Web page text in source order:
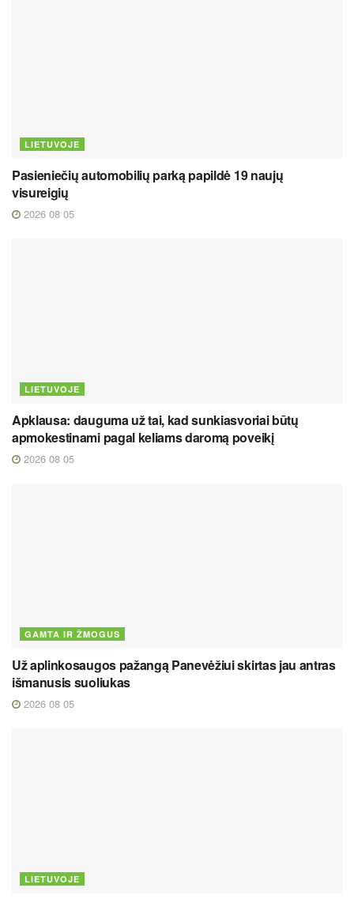
LIETUVOJE
Pasieniečių automobilių parką papildė 19 naujų
visureigių
2026 08 05
LIETUVOJE
Apklausa: dauguma už tai, kad sunkiasvoriai būtų
apmokestinami pagal keliams daromą poveikį
2026 08 05
GAMTA IR ŽMOGUS
Už aplinkosaugos pažangą Panevėžiui skirtas jau antras
išmanusis suoliukas
2026 08 05
LIETUVOJE